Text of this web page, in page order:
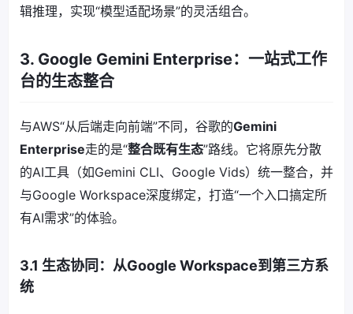
辑推理，实现“模型适配场景”的灵活组合。
3. Google Gemini Enterprise：一站式工作
台的生态整合
与AWS“从后端走向前端”不同，谷歌的Gemini
Enterprise走的是“整合既有生态”路线。它将原先分散
的AI工具（如Gemini CLI、Google Vids）统一整合，并
与Google Workspace深度绑定，打造“一个入口搞定所
有AI需求”的体验。
3.1 生态协同：从Google Workspace到第三方系
统